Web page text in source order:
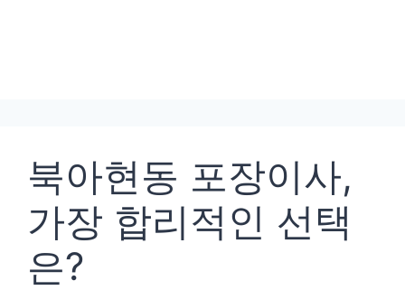
북아현동 포장이사,
가장 합리적인 선택
은?